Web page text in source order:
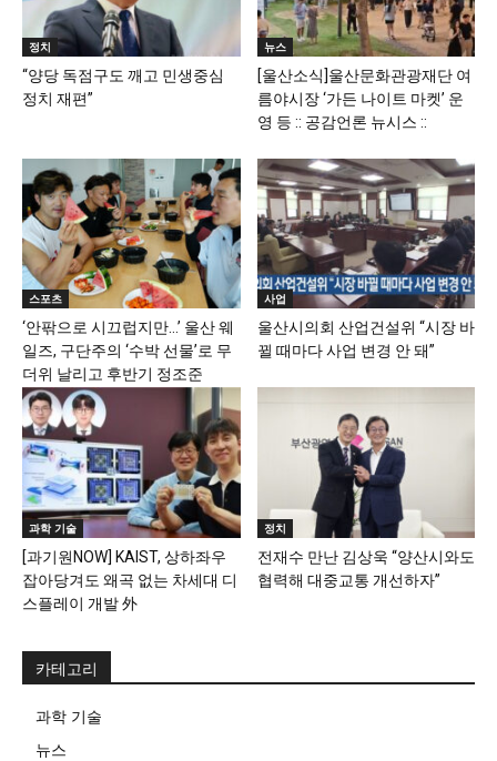
정치
“양당 독점구도 깨고 민생중심
정치 재편”
뉴스
[울산소식]울산문화관광재단 여
름야시장 ‘가든 나이트 마켓’ 운
영 등 :: 공감언론 뉴시스 ::
스포츠
‘안팎으로 시끄럽지만…’ 울산 웨
일즈, 구단주의 ‘수박 선물’로 무
더위 날리고 후반기 정조준
사업
울산시의회 산업건설위 “시장 바
뀔 때마다 사업 변경 안 돼”
과학 기술
[과기원NOW] KAIST, 상하좌우
잡아당겨도 왜곡 없는 차세대 디
스플레이 개발 外
정치
전재수 만난 김상욱 “양산시와도
협력해 대중교통 개선하자”
카테고리
과학 기술
뉴스